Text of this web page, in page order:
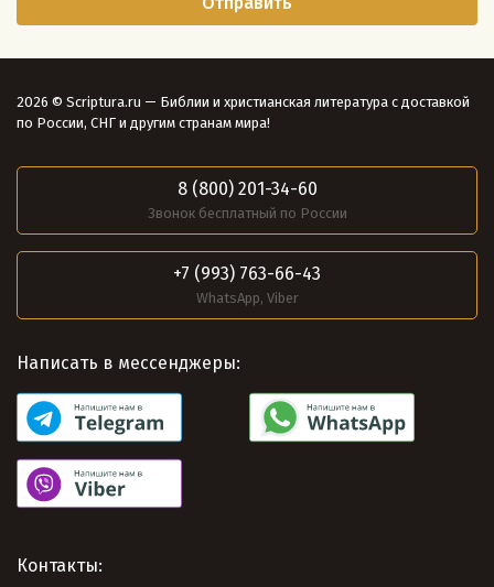
2026 © Scriptura.ru — Библии и христианская литература с доставкой
по России, СНГ и другим странам мира!
8 (800) 201-34-60
Звонок бесплатный по России
+7 (993) 763-66-43
WhatsApp, Viber
Написать в мессенджеры:
Контакты: